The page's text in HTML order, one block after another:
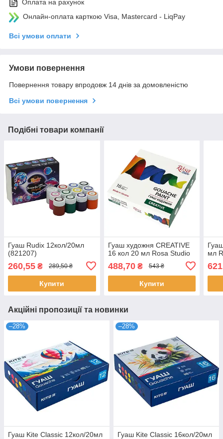
Оплата на рахунок
Онлайн-оплата карткою Visa, Mastercard - LiqPay
Всі умови оплати
Умови повернення
Повернення товару впродовж 14 днів за домовленістю
Всі умови повернення
Подібні товари компанії
Гуаш Rudix 12кол/20мл
(821207)
260,55 ₴ 289,50 ₴
Купити
Гуаш художня CREATIVE
16 кол 20 мл Rosa Studio
488,70₴ 543 ₴
Купити
мл
621
Акційні пропозиції та новинки
–28%
Гуаш Kite Classic 12кол/20мл
–28%
Гуаш Kite Classic 16кол/20мл